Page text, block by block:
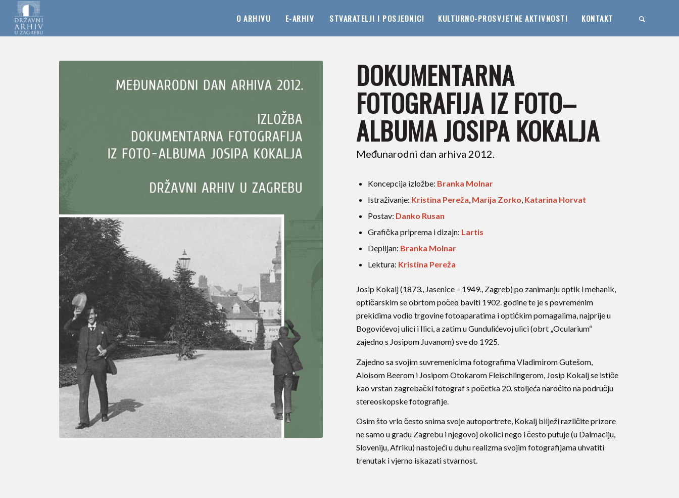
O ARHIVU E-ARHIV STVARATELJI I POSJEDNICI KULTURNO-PROSVJETNE AKTIVNOSTI KONTAKT
DOKUMENTARNA
FOTOGRAFIJA IZ FOTO–
ALBUMA JOSIPA KOKALJA
Međunarodni dan arhiva 2012.
Koncepcija izložbe: Branka Molnar
Istraživanje: Kristina Pereža, Marija Zorko, Katarina Horvat
Postav: Danko Rusan
Grafička priprema i dizajn: Lartis
Deplijan: Branka Molnar
Lektura: Kristina Pereža
Josip Kokalj (1873., Jasenice – 1949., Zagreb) po zanimanju optik i mehanik,
optičarskim se obrtom počeo baviti 1902. godine te je s povremenim
prekidima vodio trgovine fotoaparatima i optičkim pomagalima, najprije u
Bogovićevoj ulici i Ilici, a zatim u Gundulićevoj ulici (obrt „Ocularium“
zajedno s Josipom Juvanom) sve do 1925.
Zajedno sa svojim suvremenicima fotografima Vladimirom Gutešom,
Aloisom Beerom i Josipom Otokarom Fleischlingerom, Josip Kokalj se ističe
kao vrstan zagrebački fotograf s početka 20. stoljeća naročito na području
stereoskopske fotografije.
Osim što vrlo često snima svoje autoportrete, Kokalj bilježi različite prizore
ne samo u gradu Zagrebu i njegovoj okolici nego i često putuje (u Dalmaciju,
Sloveniju, Afriku) nastojeći u duhu realizma svojim fotografijama uhvatiti
trenutak i vjerno iskazati stvarnost.